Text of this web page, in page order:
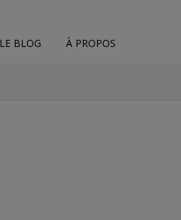
LE BLOG À PROPOS